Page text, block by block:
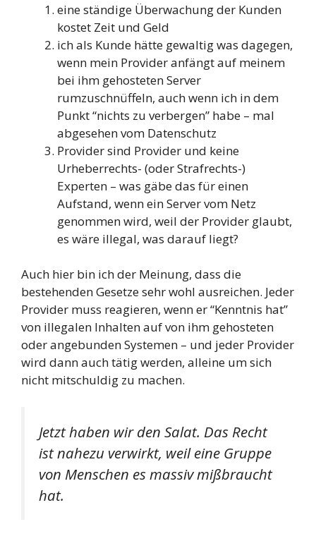
eine ständige Überwachung der Kunden
kostet Zeit und Geld
ich als Kunde hätte gewaltig was dagegen,
wenn mein Provider anfängt auf meinem
bei ihm gehosteten Server
rumzuschnüffeln, auch wenn ich in dem
Punkt “nichts zu verbergen” habe – mal
abgesehen vom Datenschutz
Provider sind Provider und keine
Urheberrechts- (oder Strafrechts-)
Experten – was gäbe das für einen
Aufstand, wenn ein Server vom Netz
genommen wird, weil der Provider glaubt,
es wäre illegal, was darauf liegt?
Auch hier bin ich der Meinung, dass die
bestehenden Gesetze sehr wohl ausreichen. Jeder
Provider muss reagieren, wenn er “Kenntnis hat”
von illegalen Inhalten auf von ihm gehosteten
oder angebunden Systemen – und jeder Provider
wird dann auch tätig werden, alleine um sich
nicht mitschuldig zu machen.
Jetzt haben wir den Salat. Das Recht
ist nahezu verwirkt, weil eine Gruppe
von Menschen es massiv mißbraucht
hat.